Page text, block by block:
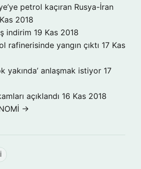
petrol kaçıran Rusya-İran
2018
indirim 19 Kas 2018
rafinerisinde yangın çıktı 17 Kas
yakında’ anlaşmak istiyor 17
açıklandı 16 Kas 2018
→